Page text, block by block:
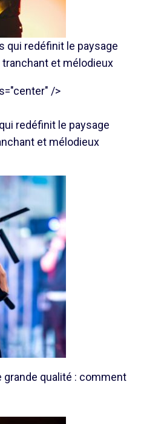
qui redéfinit le paysage
et mélodieux
/>
redéfinit le paysage
et mélodieux
grande qualité : comment